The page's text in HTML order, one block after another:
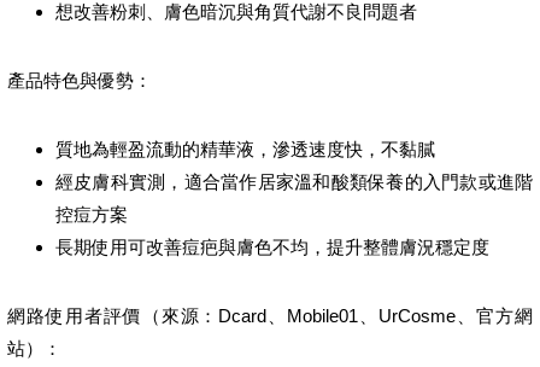
想改善粉刺、膚色暗沉與角質代謝不良問題者
產品特色與優勢：
質地為輕盈流動的精華液，滲透速度快，不黏膩
經皮膚科實測，適合當作居家溫和酸類保養的入門款或進階
控痘方案
長期使用可改善痘疤與膚色不均，提升整體膚況穩定度
網路使用者評價（來源：Dcard、Mobile01、UrCosme、官方網
站）：